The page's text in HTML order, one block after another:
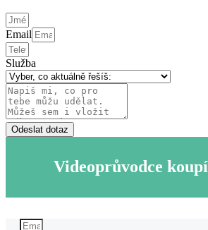
Email
Služba
Odeslat dotaz
Videoprůvodce